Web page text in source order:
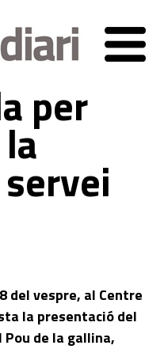
per
del vespre, al Centre
la presentació del
Pou de la gallina,